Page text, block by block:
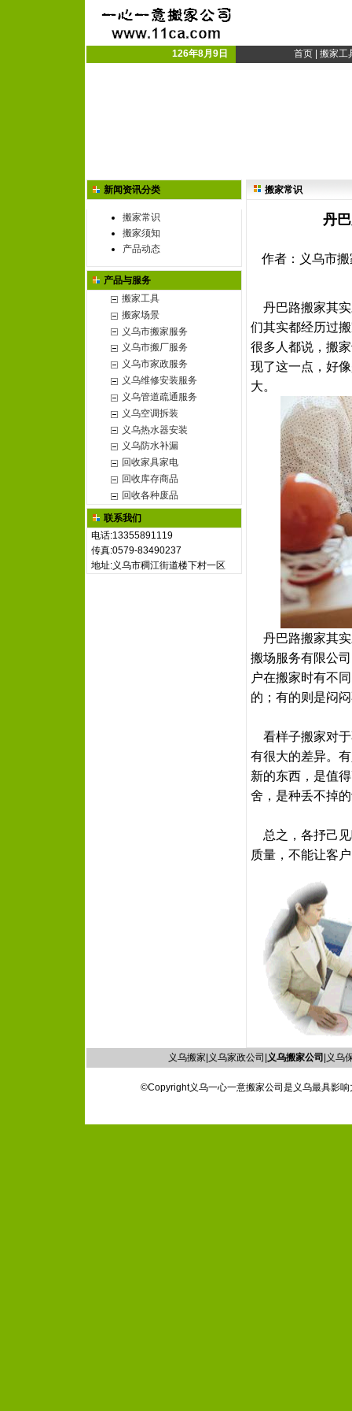
126年8月9日 首页| 搬家工
新闻资讯分类
搬家常识
搬家须知
产品动态
产品与服务
搬家工具
搬家场景
义乌市搬家服务
义乌市搬厂服务
义乌市家政服务
义乌维修安装服务
义乌管道疏通服务
义乌空调拆装
义乌热水器安装
义乌防水补漏
回收家具家电
回收库存商品
回收各种废品
联系我们
电话:13355891119
传真:0579-83490237
地址:义乌市稠江街道楼下村一区
搬家常识
丹
作者：义乌市
丹巴路搬家其实
们其实都经历过
很多人都说，搬
现了这一点，好
大。
丹巴路搬家其实
搬场服务有限公
户在搬家时有不
的；有的则是闷
看样子搬家对于
有很大的差异。
新的东西，是值
舍，是种丢不掉
总之，各抒己见
质量，不能让客
义乌搬家|义乌家政公司| 义乌搬家公司 |义乌
©Copyright义乌一心一意搬家公司是义乌最具影响